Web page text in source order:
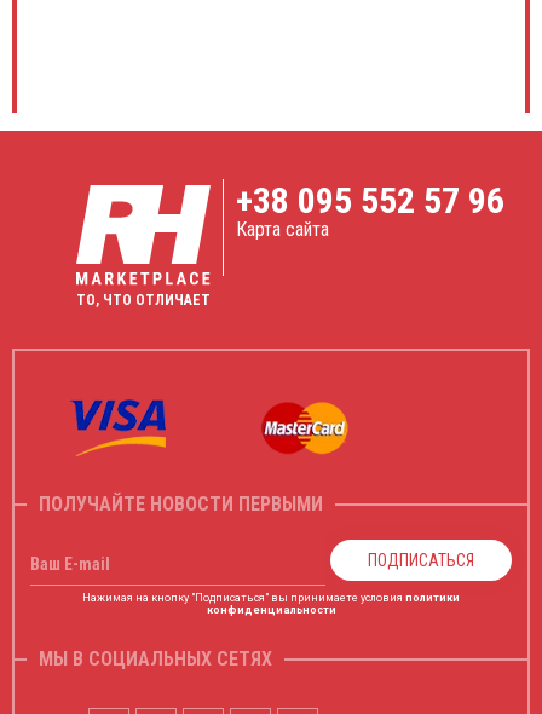
ТО, ЧТО ОТЛИЧАЕТ
+38 095 552 57 96
Карта сайта
ПОЛУЧАЙТЕ НОВОСТИ ПЕРВЫМИ
Ваш E-mail ПОДПИСАТЬСЯ
Нажимая на кнопку "Подписаться" вы принимаете условия политики
конфиденциальности
МЫ В СОЦИАЛЬНЫХ СЕТЯХ